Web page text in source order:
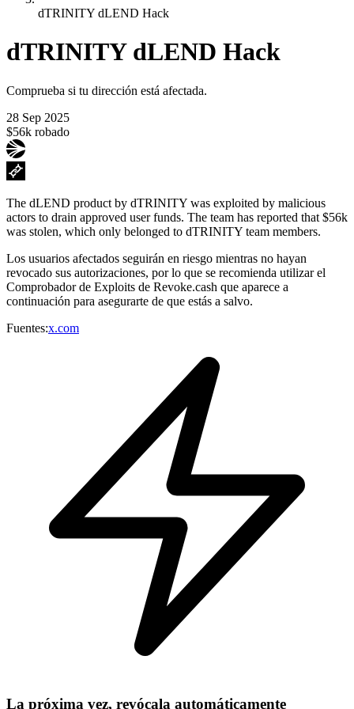
dTRINITY dLEND Hack
dTRINITY dLEND Hack
Comprueba si tu dirección está afectada.
28 Sep 2025
$56k robado
The dLEND product by dTRINITY was exploited by malicious
actors to drain approved user funds. The team has reported that $56k
was stolen, which only belonged to dTRINITY team members.
Los usuarios afectados seguirán en riesgo mientras no hayan
revocado sus autorizaciones, por lo que se recomienda utilizar el
Comprobador de Exploits de Revoke.cash que aparece a
continuación para asegurarte de que estás a salvo.
Fuentes:x.com
La próxima vez, revócala automáticamente